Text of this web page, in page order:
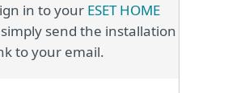
in to your ESET HOME
send the installation
to your email.